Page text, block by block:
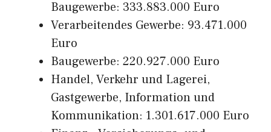
Baugewerbe: 333.883.000 Euro
Verarbeitendes Gewerbe: 93.471.000
Euro
Baugewerbe: 220.927.000 Euro
Handel, Verkehr und Lagerei,
Gastgewerbe, Information und
Kommunikation: 1.301.617.000 Euro